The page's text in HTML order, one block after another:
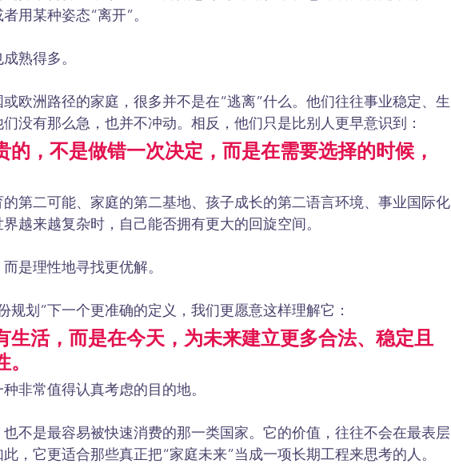
用某种姿态“离开”。
熟得多。
欧洲路径的家庭，很多并不是在“逃离”什么。他们往往事业稳定、生
没有那么急，也并不冲动。相反，他们只是比别人更早意识到：
的，不是做错一次决定，而是在需要选择的时候，
第二可能、家庭的第二基地、孩子成长的第二语言环境、事业国际化
越来越复杂时，自己能否拥有更大的回旋空间。
是理性地寻找更优解。
规划”下一个更准确的定义，我们更愿意这样理解它：
生活，而是在今天，为未来建立更多合法、稳定且
非常值得认真考虑的目的地。
不是最容易被快速消费的那一类国家。它的价值，往往不会在最表层
，它更适合那些真正把“家庭未来”当成一项长期工程来思考的人。